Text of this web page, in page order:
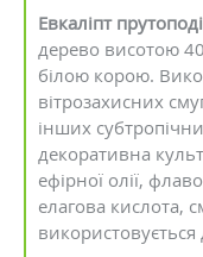
Евкаліпт
дерево висотою
білою корою.
вітрозахисних
інших
декоративна
ефірної олії,
елагова кислота,